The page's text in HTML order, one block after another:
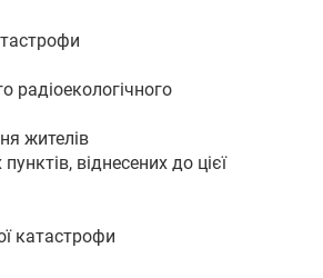
радіоекологічного
жителів
віднесених до цієї
катастрофи